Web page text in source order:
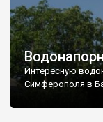
Интересную
Симферополя в